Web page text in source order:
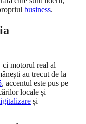
business.
ci motorul real al
au trecut de la
, accentul este pus pe
locale și
și